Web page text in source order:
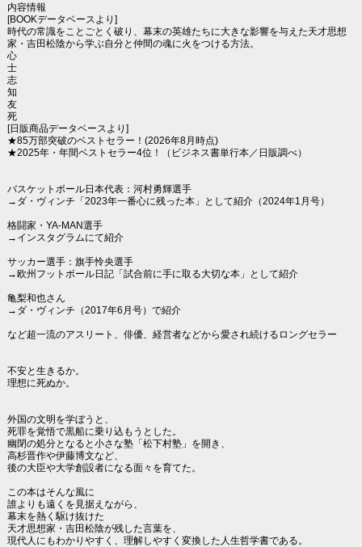
内容情報
[BOOKデータベースより]
時代の常識をことごとく破り、幕末の英雄たちに大きな影響を与えた天才思想
家・吉田松陰から学ぶ自分と仲間の魂に火をつける方法。
心
士
志
知
友
死
[日販商品データベースより]
★85万部突破のベストセラー！(2026年8月時点)
★2025年・年間ベストセラー4位！（ビジネス書単行本／日販調べ）
バスケットボール日本代表：河村勇輝選手
→ダ・ヴィンチ「2023年一番心に残った本」として紹介（2024年1月号）
格闘家・YA-MAN選手
→インスタグラムにて紹介
サッカー選手：旗手怜央選手
→欧州フットボール日記「試合前に手に取る大切な本」として紹介
亀梨和也さん
→ダ・ヴィンチ（2017年6月号）で紹介
など超一流のアスリート、俳優、経営者などから愛され続けるロングセラー
不安と生きるか。
理想に死ぬか。
外国の文明を学ぼうと、
死罪を覚悟で黒船に乗り込もうとした。
幽閉の処分となると小さな塾「松下村塾」を開き、
高杉晋作や伊藤博文など、
後の大臣や大学創設者になる面々を育てた。
この本はそんな風に
誰よりも遠くを見据えながら、
幕末を熱く駆け抜けた
天才思想家・吉田松陰が残した言葉を、
現代人にもわかりやすく、理解しやすく変換した人生哲学書である。